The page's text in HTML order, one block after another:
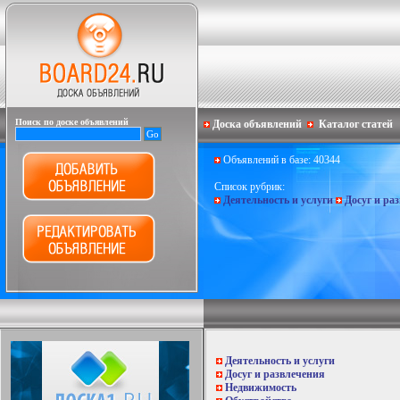
Поиск по доске объявлений Доска объявлений Каталог статей
Объявлений в базе: 40344
Список рубрик:
Деятельность и услуги
Досуг и
Деятельность и услуги
Досуг и развлечения
Недвижимость